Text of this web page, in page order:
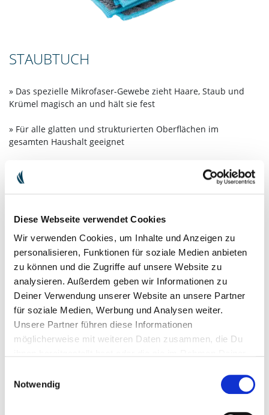
Diese Webseite verwendet Cookies
Wir verwenden Cookies, um Inhalte und Anzeigen zu
personalisieren, Funktionen für soziale Medien anbieten
zu können und die Zugriffe auf unsere Website zu
analysieren. Außerdem geben wir Informationen zu
Deiner Verwendung unserer Website an unsere Partner
für soziale Medien, Werbung und Analysen weiter.
Unsere Partner führen diese Informationen
möglicherweise mit weiteren Daten zusammen, die Du
Notwendig
STAUBTUCH
» Das spezielle Mikrofaser-Gewebe zieht Haare, Staub und
Krümel magisch an und hält sie fest
» Für alle glatten und strukturierten Oberflächen im
gesamten Haushalt geeignet
» Handgefertigt in unserer saarländischen Manufaktur –
damit ist jedes Stück ein Unikat
IN DEN WARENKORB
Verfügbarkeit: sofort lieferbar
PRODUKTBESCHREIBUNG